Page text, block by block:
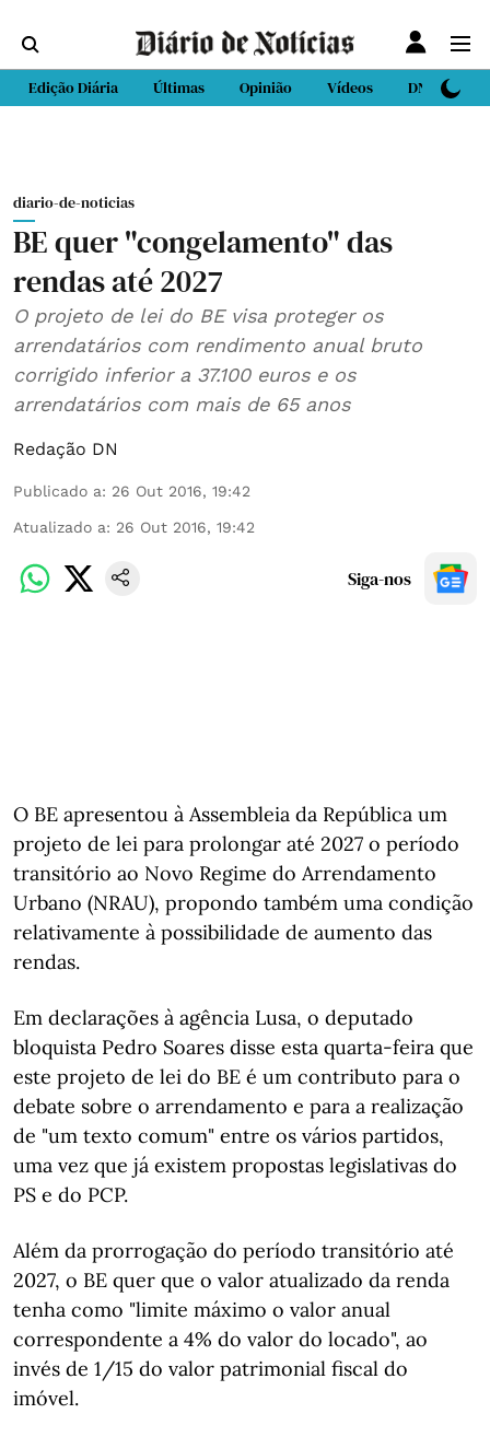
Edição Diária Últimas Opinião Vídeos DN Sport
diario-de-noticias
BE quer "congelamento" das
rendas até 2027
O projeto de lei do BE visa proteger os
arrendatários com rendimento anual bruto
corrigido inferior a 37.100 euros e os
arrendatários com mais de 65 anos
Redação DN
Publicado a: 26 Out 2016, 19:42
Atualizado a: 26 Out 2016, 19:42
Siga-nos
O BE apresentou à Assembleia da República um
projeto de lei para prolongar até 2027 o período
transitório ao Novo Regime do Arrendamento
Urbano (NRAU), propondo também uma condição
relativamente à possibilidade de aumento das
rendas.
Em declarações à agência Lusa, o deputado
bloquista Pedro Soares disse esta quarta-feira que
este projeto de lei do BE é um contributo para o
debate sobre o arrendamento e para a realização
de "um texto comum" entre os vários partidos,
uma vez que já existem propostas legislativas do
PS e do PCP.
Além da prorrogação do período transitório até
2027, o BE quer que o valor atualizado da renda
tenha como "limite máximo o valor anual
correspondente a 4% do valor do locado", ao
invés de 1/15 do valor patrimonial fiscal do
imóvel.